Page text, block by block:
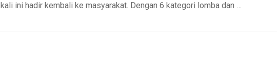
kali ini hadir kembali ke masyarakat. Dengan 6 kategori lomba dan …